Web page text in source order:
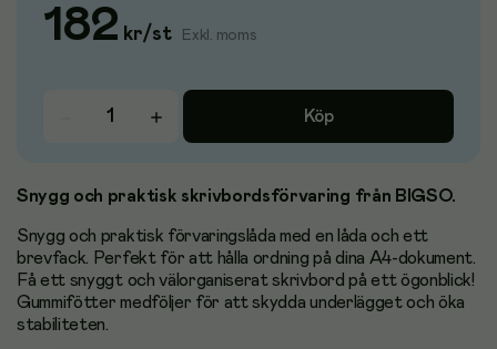
182 kr/st Exkl. moms
Köp
Snygg och praktisk skrivbordsförvaring från BIGSO.
Snygg och praktisk förvaringslåda med en låda och ett
brevfack. Perfekt för att hålla ordning på dina A4-dokument.
Få ett snyggt och välorganiserat skrivbord på ett ögonblick!
Gummifötter medföljer för att skydda underlägget och öka
stabiliteten.